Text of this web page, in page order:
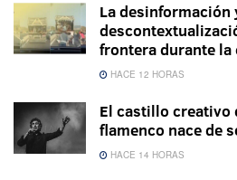
La desinformación
frontera durante
HACE 12 HORAS
El castillo creativo
flamenco nace de
HACE 14 HORAS